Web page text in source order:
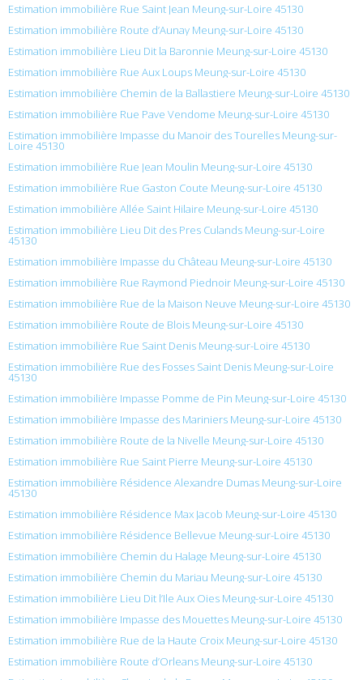
Estimation immobilière Rue Saint Jean Meung-sur-Loire 45130
Estimation immobilière Route d’Aunay Meung-sur-Loire 45130
Estimation immobilière Lieu Dit la Baronnie Meung-sur-Loire 45130
Estimation immobilière Rue Aux Loups Meung-sur-Loire 45130
Estimation immobilière Chemin de la Ballastiere Meung-sur-Loire 45130
Estimation immobilière Rue Pave Vendome Meung-sur-Loire 45130
Estimation immobilière Impasse du Manoir des Tourelles Meung-sur-
Loire 45130
Estimation immobilière Rue Jean Moulin Meung-sur-Loire 45130
Estimation immobilière Rue Gaston Coute Meung-sur-Loire 45130
Estimation immobilière Allée Saint Hilaire Meung-sur-Loire 45130
Estimation immobilière Lieu Dit des Pres Culands Meung-sur-Loire
45130
Estimation immobilière Impasse du Château Meung-sur-Loire 45130
Estimation immobilière Rue Raymond Piednoir Meung-sur-Loire 45130
Estimation immobilière Rue de la Maison Neuve Meung-sur-Loire 45130
Estimation immobilière Route de Blois Meung-sur-Loire 45130
Estimation immobilière Rue Saint Denis Meung-sur-Loire 45130
Estimation immobilière Rue des Fosses Saint Denis Meung-sur-Loire
45130
Estimation immobilière Impasse Pomme de Pin Meung-sur-Loire 45130
Estimation immobilière Impasse des Mariniers Meung-sur-Loire 45130
Estimation immobilière Route de la Nivelle Meung-sur-Loire 45130
Estimation immobilière Rue Saint Pierre Meung-sur-Loire 45130
Estimation immobilière Résidence Alexandre Dumas Meung-sur-Loire
45130
Estimation immobilière Résidence Max Jacob Meung-sur-Loire 45130
Estimation immobilière Résidence Bellevue Meung-sur-Loire 45130
Estimation immobilière Chemin du Halage Meung-sur-Loire 45130
Estimation immobilière Chemin du Mariau Meung-sur-Loire 45130
Estimation immobilière Lieu Dit l’Ile Aux Oies Meung-sur-Loire 45130
Estimation immobilière Impasse des Mouettes Meung-sur-Loire 45130
Estimation immobilière Rue de la Haute Croix Meung-sur-Loire 45130
Estimation immobilière Route d’Orleans Meung-sur-Loire 45130